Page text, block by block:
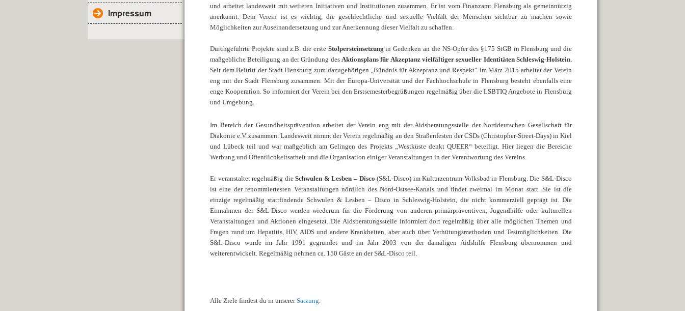
Impressum
und arbeitet landesweit mit weiteren Initiativen und Institutionen zusammen. Er ist vom Finanzamt Flensburg als gemeinnützig
anerkannt. Dem Verein ist es wichtig, die geschlechtliche und sexuelle Vielfalt der Menschen sichtbar zu machen sowie
Möglichkeiten zur Auseinandersetzung und zur Anerkennung dieser Vielfalt zu schaffen.
Durchgeführte Projekte sind z.B. die erste Stolpersteinsetzung in Gedenken an die NS-Opfer des §175 StGB in Flensburg und die
maßgebliche Beteiligung an der Gründung des Aktionsplans für Akzeptanz vielfältiger sexueller Identitäten Schleswig-Holstein.
Seit dem Beitritt der Stadt Flensburg zum dazugehörigen „Bündnis für Akzeptanz und Respekt“ im März 2015 arbeitet der Verein
eng mit der Stadt Flensburg zusammen. Mit der Europa-Universität und der Fachhochschule in Flensburg besteht ebenfalls eine
enge Kooperation. So informiert der Verein bei den Erstsemesterbegrüßungen regelmäßig über die LSBTIQ Angebote in Flensburg
und Umgebung.
Im Bereich der Gesundheitsprävention arbeitet der Verein eng mit der Aidsberatungsstelle der Norddeutschen Gesellschaft für
Diakonie e.V. zusammen. Landesweit nimmt der Verein regelmäßig an den Straßenfesten der CSDs (Christopher-Street-Days) in Kiel
und Lübeck teil und war maßgeblich am Gelingen des Projekts „Westküste denkt QUEER“ beteiligt. Hier liegen die Bereiche
Werbung und Öffentlichkeitsarbeit und die Organisation einiger Veranstaltungen in der Verantwortung des Vereins.
Er veranstaltet regelmäßig dieSchwulen & Lesben – Disco (S&L-Disco) im Kulturzentrum Volksbad in Flensburg. Die S&L-Disco
ist eine der renommiertesten Veranstaltungen nördlich des Nord-Ostsee-Kanals und findet zweimal im Monat statt. Sie ist die
einzige regelmäßig stattfindende Schwulen & Lesben – Disco in Schleswig-Holstein, die nicht kommerziell geprägt ist. Die
Einnahmen der S&L-Disco werden wiederum für die Förderung von anderen primärpräventiven, Jugendhilfe oder kulturellen
Veranstaltungen und Aktionen eingesetzt. Die Aidsberatungsstelle informiert dort regelmäßig über alle möglichen Themen und
Fragen rund um Hepatitis, HIV, AIDS und andere Krankheiten, aber auch über Verhütungsmethoden und Testmöglichkeiten. Die
S&L-Disco wurde im Jahr 1991 gegründet und im Jahr 2003 von der damaligen Aidshilfe Flensburg übernommen und
weiterentwickelt. Regelmäßig nehmen ca. 150 Gäste an der S&L-Disco teil.
Alle Ziele findest du in unsererSatzung.